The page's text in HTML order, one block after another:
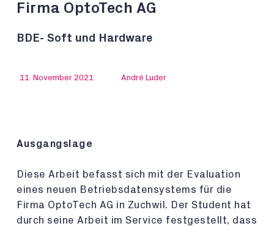
Firma OptoTech AG
BDE- Soft und Hardware
11. November 2021 André Luder
Ausgangslage
Diese Arbeit befasst sich mit der Evaluation
eines neuen Betriebsdatensystems für die
Firma OptoTech AG in Zuchwil. Der Student hat
durch seine Arbeit im Service festgestellt, dass